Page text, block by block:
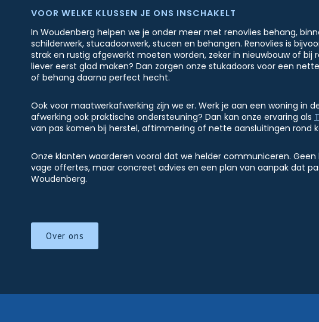
VOOR WELKE KLUSSEN JE ONS INSCHAKELT
In Woudenberg helpen we je onder meer met renovlies behang,
schilderwerk, stucadoorwerk, stucen en behangen. Renovlies is
strak en rustig afgewerkt moeten worden, zeker in nieuwbouw of bij
liever eerst glad maken? Dan zorgen onze stukadoors voor een
of behang daarna perfect hecht.
Ook voor maatwerkafwerking zijn we er. Werk je aan een woning in
afwerking ook praktische ondersteuning? Dan kan onze ervaring als
van pas komen bij herstel, aftimmering of nette aansluitingen rond
Onze klanten waarderen vooral dat we helder communiceren.
vage offertes, maar concreet advies en een plan van aanpak dat
Woudenberg.
Over ons